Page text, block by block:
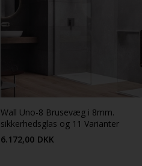
Wall Uno-8 Brusevæg i 8mm.
sikkerhedsglas og 11 Varianter
6.172,00 DKK